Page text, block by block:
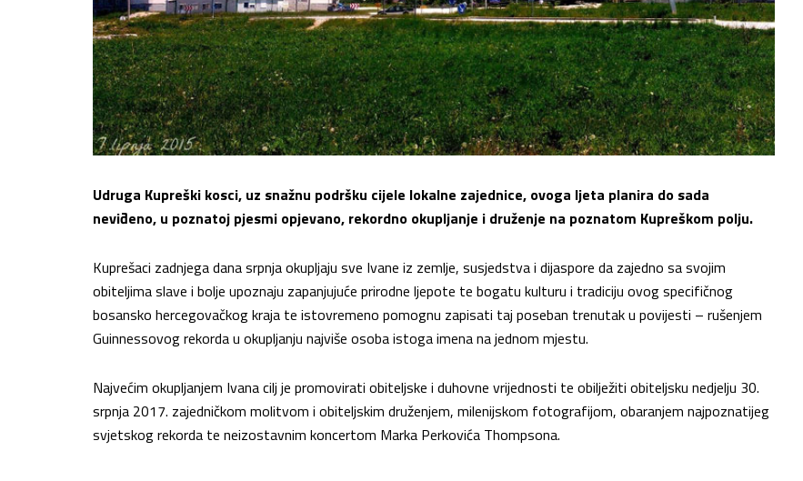
Udruga Kupreški kosci, uz snažnu podršku cijele lokalne zajednice, ovoga ljeta planira do sada
neviđeno, u poznatoj pjesmi opjevano, rekordno okupljanje i druženje na poznatom Kupreškom polju.
Kuprešaci zadnjega dana srpnja okupljaju sve Ivane iz zemlje, susjedstva i dijaspore da zajedno sa svojim
obiteljima slave i bolje upoznaju zapanjujuće prirodne ljepote te bogatu kulturu i tradiciju ovog specifičnog
bosansko hercegovačkog kraja te istovremeno pomognu zapisati taj poseban trenutak u povijesti – rušenjem
Guinnessovog rekorda u okupljanju najviše osoba istoga imena na jednom mjestu.
Najvećim okupljanjem Ivana cilj je promovirati obiteljske i duhovne vrijednosti te obilježiti obiteljsku nedjelju 30.
srpnja 2017. zajedničkom molitvom i obiteljskim druženjem, milenijskom fotografijom, obaranjem najpoznatijeg
svjetskog rekorda te neizostavnim koncertom Marka Perkovića Thompsona.